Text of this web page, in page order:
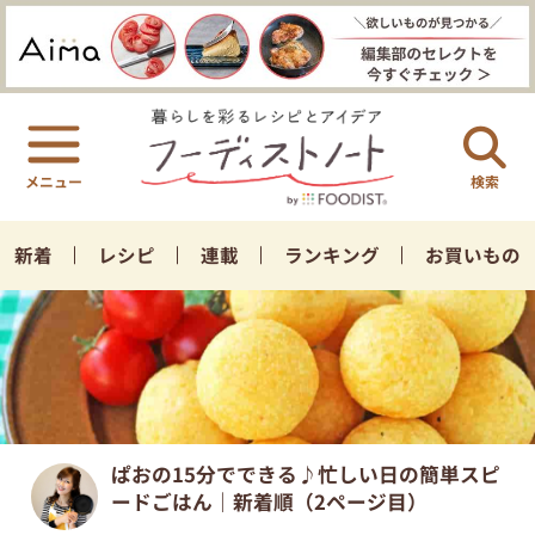
検索
新着 レシピ 連載 ランキング お買いもの
ぱおの15分でできる♪忙しい日の簡単スピ
ードごはん｜新着順（2ページ目）